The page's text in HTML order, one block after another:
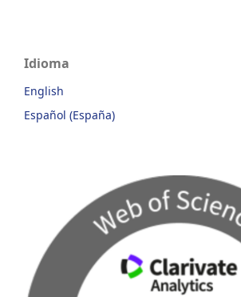
Idioma
English
Español (España)